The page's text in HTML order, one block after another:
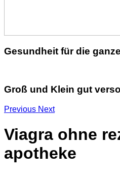
Gesundheit für die
Groß und Klein gut
Previous Next
Viagra ohne
apotheke